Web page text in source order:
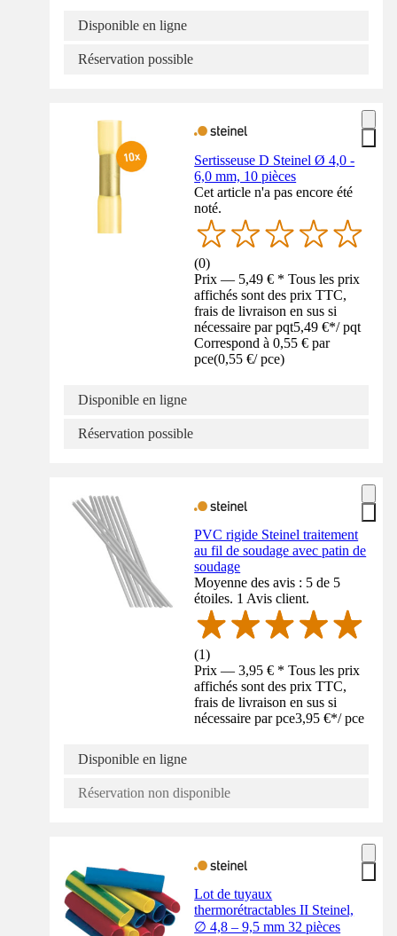
Disponible en ligne
Réservation possible
Sertisseuse D Steinel Ø 4,0 -
6,0 mm, 10 pièces
Cet article n'a pas encore été
noté.
(0)
Prix — 5,49 € * Tous les prix
affichés sont des prix TTC,
frais de livraison en sus si
nécessaire par pqt5,49 €*/ pqt
Correspond à 0,55 € par
pce(0,55 €/ pce)
Disponible en ligne
Réservation possible
PVC rigide Steinel traitement
au fil de soudage avec patin de
soudage
Moyenne des avis : 5 de 5
étoiles. 1 Avis client.
(1)
Prix — 3,95 € * Tous les prix
affichés sont des prix TTC,
frais de livraison en sus si
nécessaire par pce3,95 €*/ pce
Disponible en ligne
Réservation non disponible
Lot de tuyaux
thermorétractables II Steinel,
∅ 4,8 – 9,5 mm 32 pièces